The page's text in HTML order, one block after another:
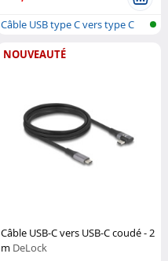
Câble USB type C vers type C
NOUVEAUTÉ
Câble USB-C vers USB-C coudé - 2
m DeLock